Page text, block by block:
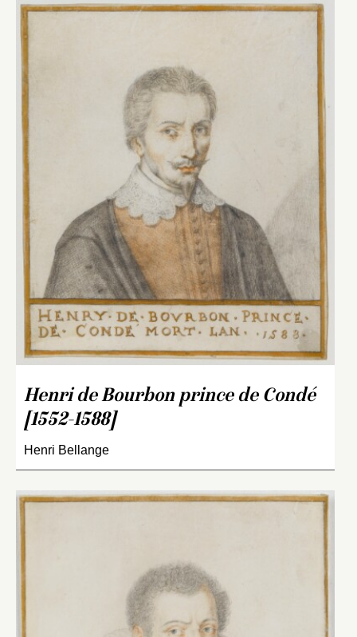
Henri de Bourbon prince de Condé
[1552-1588]
Henri Bellange